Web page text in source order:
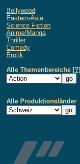
Bollywood
Eastern-Asia
Science Fiction
Anime/Manga
Thriller
Comedy
Erotik
Alle Themenbereiche [?]
Alle Produktionsländer